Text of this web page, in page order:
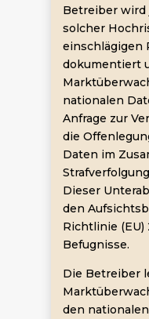
Betreiber wird
solcher
einschlägigen
dokumentiert
nationalen
Anfrage zur
die
Daten im
Dieser
den
Richtlinie (EU)
Befugnisse.
Die Betreiber
den